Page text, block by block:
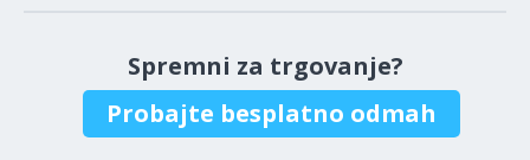
Spremni za trgovanje?
Probajte besplatno odmah